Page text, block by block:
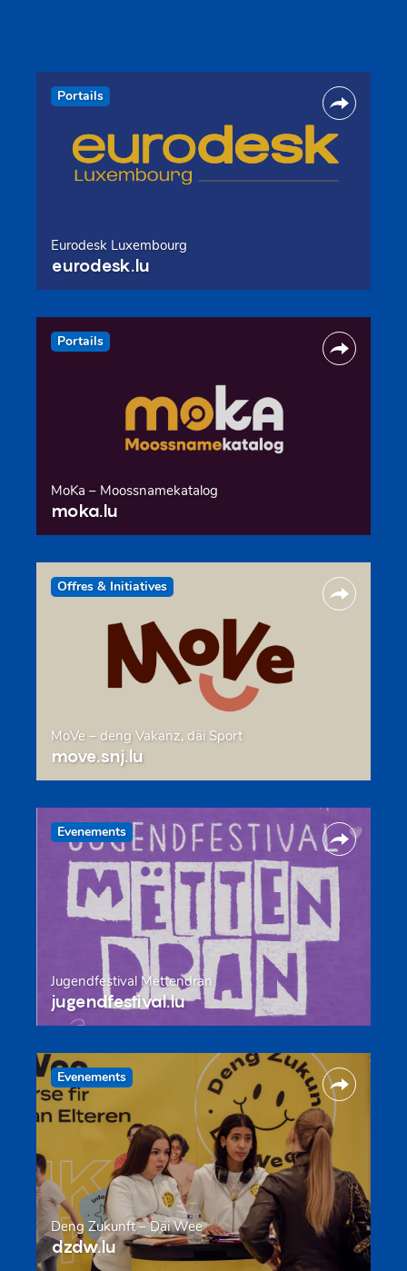
Portails
Eurodesk Luxembourg
eurodesk.lu
Portails
MoKa – Moossnamekatalog
moka.lu
Offres & Initiatives
MoVe – deng Vakanz, däi Sport
move.snj.lu
Evenements
Jugendfestival Mëttendran
jugendfestival.lu
Evenements
Deng Zukunft – Däi Wee
dzdw.lu